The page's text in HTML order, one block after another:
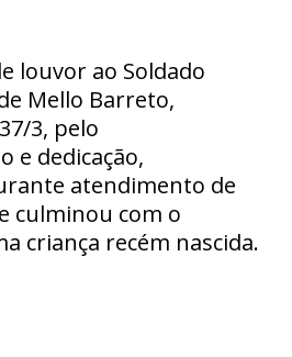
louvor ao Soldado
Mello Barreto,
3, pelo
e dedicação,
atendimento de
culminou com o
criança recém nascida.